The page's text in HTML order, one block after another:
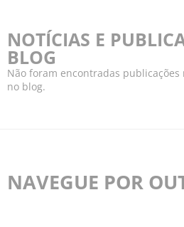
NOTÍCIAS E
BLOG
Não foram encontradas
no blog.
NAVEGUE POR